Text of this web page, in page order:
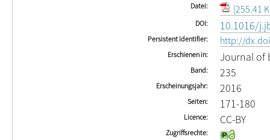
Datei [255.41
DOI 10.1016/
Persistent Identifier http://
Erschienen in Journal of
Band 235
Erscheinungsjahr 2016
Seiten 171-180
Licence CC-BY
Zugriffsrechte